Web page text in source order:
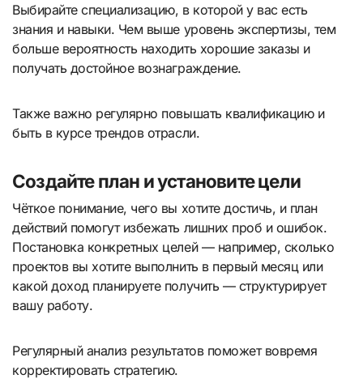
Выбирайте специализацию, в которой у вас есть
знания и навыки. Чем выше уровень экспертизы, тем
больше вероятность находить хорошие заказы и
получать достойное вознаграждение.
Также важно регулярно повышать квалификацию и
быть в курсе трендов отрасли.
Создайте план и установите цели
Чёткое понимание, чего вы хотите достичь, и план
действий помогут избежать лишних проб и ошибок.
Постановка конкретных целей — например, сколько
проектов вы хотите выполнить в первый месяц или
какой доход планируете получить — структурирует
вашу работу.
Регулярный анализ результатов поможет вовремя
корректировать стратегию.